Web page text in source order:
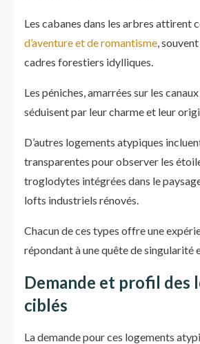
Les cabanes dans les arbres attirent
d’aventure et de romantisme,
cadres forestiers idylliques.
Les péniches, amarrées sur les
séduisent par leur charme et leur
D’autres logements atypiques
transparentes pour observer les
troglodytes intégrées dans le
lofts industriels rénovés.
Chacun de ces types offre une
répondant à une quête de singularité
Demande et profil des
ciblés
La demande pour ces logements